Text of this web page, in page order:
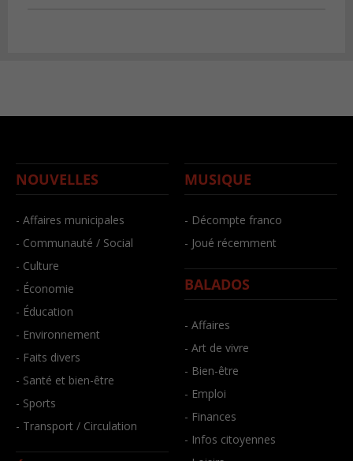
NOUVELLES
- Affaires municipales
- Communauté / Social
- Culture
- Économie
- Éducation
- Environnement
- Faits divers
- Santé et bien-être
- Sports
- Transport / Circulation
MUSIQUE
- Décompte franco
- Joué récemment
BALADOS
- Affaires
- Art de vivre
- Bien-être
- Emploi
- Finances
- Infos citoyennes